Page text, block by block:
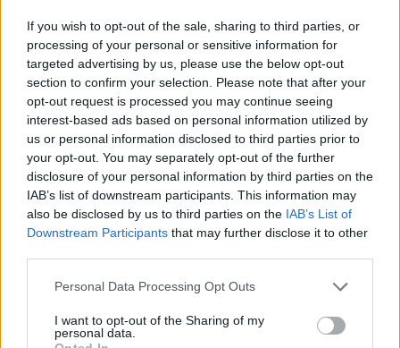
If you wish to opt-out of the sale, sharing to third parties, or
processing of your personal or sensitive information for
targeted advertising by us, please use the below opt-out
section to confirm your selection. Please note that after your
opt-out request is processed you may continue seeing
interest-based ads based on personal information utilized by
us or personal information disclosed to third parties prior to
your opt-out. You may separately opt-out of the further
disclosure of your personal information by third parties on the
IAB’s list of downstream participants. This information may
also be disclosed by us to third parties on the IAB’s List of
Downstream Participants that may further disclose it to other
Personal Data Processing Opt Outs
I want to opt-out of the Sharing of my
personal data.
15:48
Δυτική Αττική: Ολοκληρώθηκαν οι αυτοψίες στις
πυρόπληκτες περιοχές
15:43
Εντυπωσιάζουν οι εικόνες από το νέο αεροδρόμιο στο
Καστέλλι - Δείτε βίντεο
15:38
Πολιτική Προστασία: Νέα εναέρια μέσα και τεχνολογία
15:36
Η 97χρονη που περπάτησε πάνω σε φτερό αεροπλάνου
και έσπασε το προηγούμενο (δικό της) ρεκόρ Γκίνες